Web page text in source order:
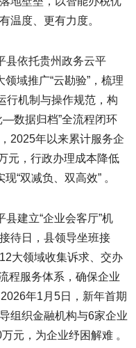
温度、更有力度。
依托贵州政务云平
域推广“云勘验”，梳理
行机制与操作规范，构
数据归档”全流程闭环
2025年以来累计服务企
元，行政办理成本降低
“双减负、双高效” 。
建立“企业会客厅”机
待日，县领导坐班接
大领域收集诉求、交办
程服务体系，确保企业
年1月5日，新年首期
组织金融机构与6家企业
元，为企业纾困解难 。